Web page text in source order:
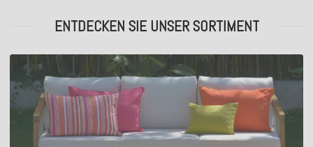
ENTDECKEN SIE UNSER SORTIMENT